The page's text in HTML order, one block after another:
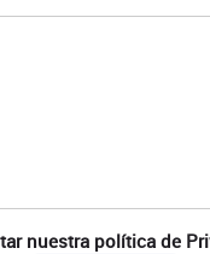
nuestra política de